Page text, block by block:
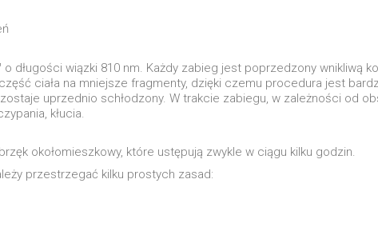
długości wiązki 810 nm. Każdy zabieg jest poprzedzony wnikliwą
ciała na mniejsze fragmenty, dzięki czemu procedura jest
uprzednio schłodzony. W trakcie zabiegu, w zależności od
kłucia.
okołomieszkowy, które ustępują zwykle w ciągu kilku godzin.
przestrzegać kilku prostych zasad: